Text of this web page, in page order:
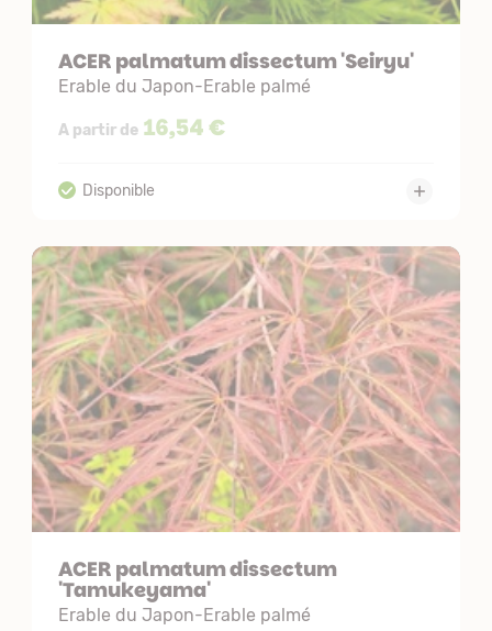
ACER palmatum dissectum 'Seiryu'
Erable du Japon-Erable palmé
A partir de 16,54 €
ACER palmatum dissectum
'Tamukeyama'
Erable du Japon-Erable palmé